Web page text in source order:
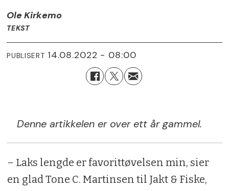
Ole Kirkemo
TEKST
PUBLISERT 14.08.2022 - 08:00
Denne artikkelen er over ett år gammel.
– Laks lengde er favorittøvelsen min, sier
en glad Tone C. Martinsen til Jakt & Fiske,